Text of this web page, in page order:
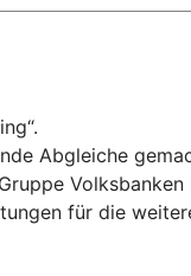
Abgleiche
Volksbanken
für die